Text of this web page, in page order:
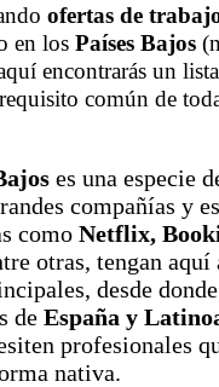
ofertas de
en los Países Bajos
encontrarás un
común de
es una especie
compañías y
como Netflix,
otras, tengan aquí
desde
de España y
profesionales
nativa.